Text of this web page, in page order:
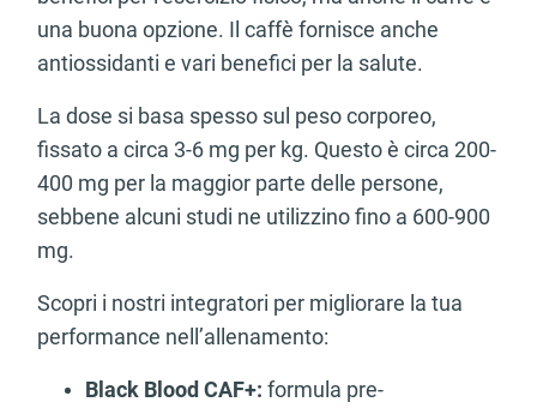
una buona opzione. Il caffè fornisce anche
antiossidanti e vari benefici per la salute.
La dose si basa spesso sul peso corporeo,
fissato a circa 3-6 mg per kg. Questo è circa 200-
400 mg per la maggior parte delle persone,
sebbene alcuni studi ne utilizzino fino a 600-900
mg.
Scopri i nostri integratori per migliorare la tua
performance nell’allenamento:
Black Blood CAF+: formula pre-